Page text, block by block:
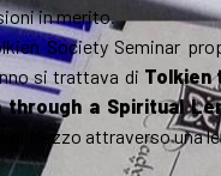
in merito.
Society Seminar
si trattava di Tolkien
through a Spiritual
di Mezzo attraverso una